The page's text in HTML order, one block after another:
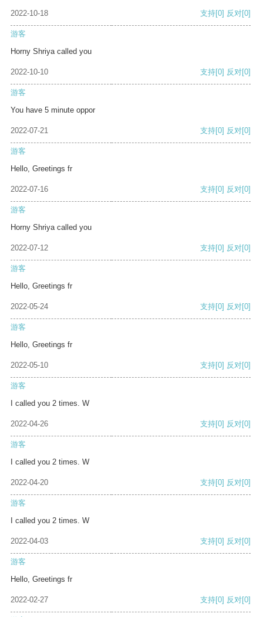
2022-10-18 支持[0] 反对[0]
游客
Horny Shriya called you
2022-10-10 支持[0] 反对[0]
游客
You have 5 minute oppor
2022-07-21 支持[0] 反对[0]
游客
Hello, Greetings fr
2022-07-16 支持[0] 反对[0]
游客
Horny Shriya called you
2022-07-12 支持[0] 反对[0]
游客
Hello, Greetings fr
2022-05-24 支持[0] 反对[0]
游客
Hello, Greetings fr
2022-05-10 支持[0] 反对[0]
游客
I called you 2 times. W
2022-04-26 支持[0] 反对[0]
游客
I called you 2 times. W
2022-04-20 支持[0] 反对[0]
游客
I called you 2 times. W
2022-04-03 支持[0] 反对[0]
游客
Hello, Greetings fr
2022-02-27 支持[0] 反对[0]